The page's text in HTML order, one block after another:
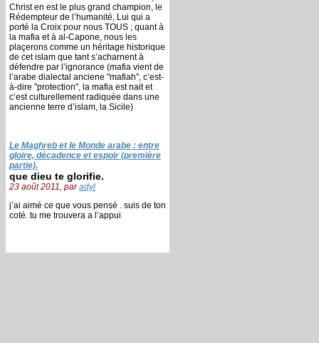
Christ en est le plus grand champion, le
Rédempteur de l’humanité, Lui qui a
porté la Croix pour nous TOUS ; quant à
la mafia et à al-Capone, nous les
plaçerons comme un héritage historique
de cet islam que tant s’acharnent à
défendre par l’ignorance (mafia vient de
l’arabe dialectal anciene "mafiah", c’est-
à-dire "protection", la mafia est nait et
c’est culturellement radiquée dans une
ancienne terre d’islam, la Sicile)
Le Maghreb et le Monde arabe : entre
gloire, décadence et espoir (première
partie).
que dieu te glorifie.
23 août 2011, paradyl
j’ai aimé ce que vous pensé . suis de ton
coté. tu me trouvera a l’appui